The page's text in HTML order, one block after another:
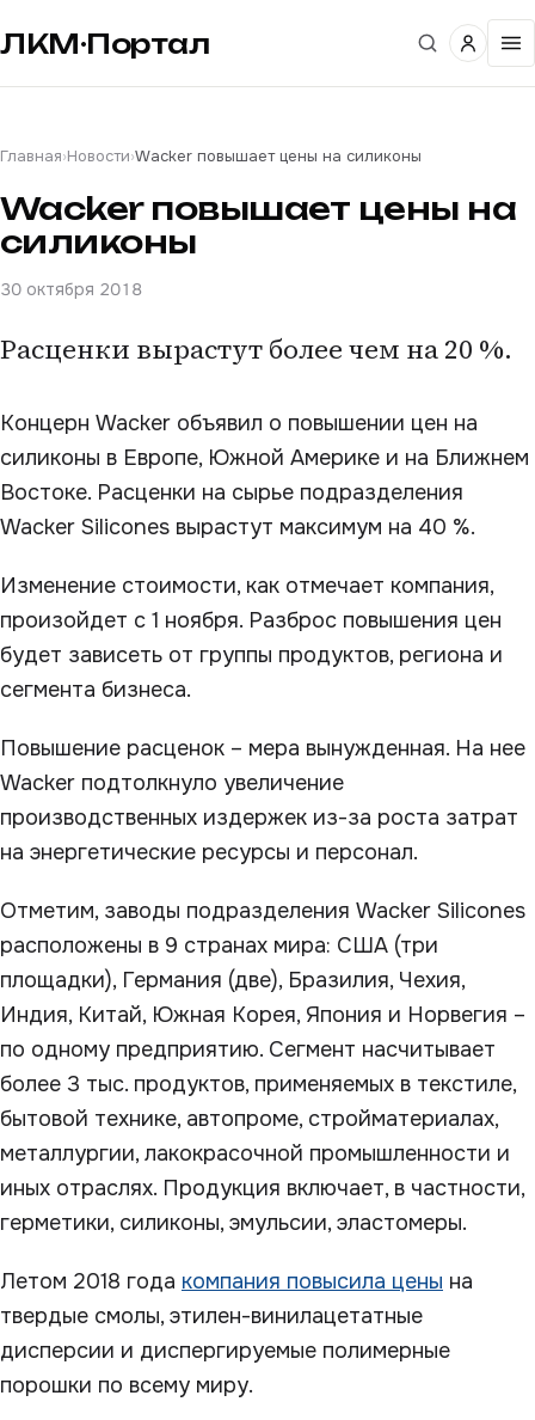
ЛКМ·Портал
Главная›Новости›Wacker повышает цены на силиконы
Wacker повышает цены на
силиконы
30 октября 2018
Расценки вырастут более чем на 20 %.
Концерн Wacker объявил о повышении цен на
силиконы в Европе, Южной Америке и на Ближнем
Востоке. Расценки на сырье подразделения
Wacker Silicones вырастут максимум на 40 %.
Изменение стоимости, как отмечает компания,
произойдет с 1 ноября. Разброс повышения цен
будет зависеть от группы продуктов, региона и
сегмента бизнеса.
Повышение расценок – мера вынужденная. На нее
Wacker подтолкнуло увеличение
производственных издержек из-за роста затрат
на энергетические ресурсы и персонал.
Отметим, заводы подразделения Wacker Silicones
расположены в 9 странах мира: США (три
площадки), Германия (две), Бразилия, Чехия,
Индия, Китай, Южная Корея, Япония и Норвегия –
по одному предприятию. Сегмент насчитывает
более 3 тыс. продуктов, применяемых в текстиле,
бытовой технике, автопроме, стройматериалах,
металлургии, лакокрасочной промышленности и
иных отраслях. Продукция включает, в частности,
герметики, силиконы, эмульсии, эластомеры.
Летом 2018 года компания повысила цены на
твердые смолы, этилен-винилацетатные
дисперсии и диспергируемые полимерные
порошки по всему миру.